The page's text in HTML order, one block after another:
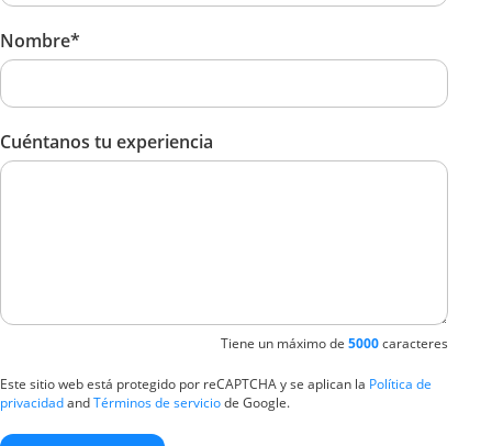
Nombre*
Cuéntanos tu experiencia
Tiene un máximo de 5000caracteres
Este sitio web está protegido por reCAPTCHA y se aplican la Política de
privacidadandTérminos de serviciode Google.